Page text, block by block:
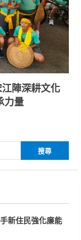
陣深耕文化
力量
新住民強化廉能